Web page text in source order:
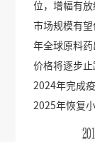
位，增幅有
市场规模有
年全球原料
价格将逐步
2024年完成
2025年恢复